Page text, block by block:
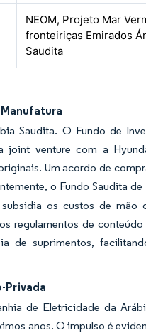
NEOM, Projeto Mar
fronteiriças Emirados
Saudita
Saudita. O Fundo de
venture com a
Um acordo de
o Fundo Saudita
os custos de mão
regulamentos de
de suprimentos,
Privada
de Eletricidade da
anos. O impulso é